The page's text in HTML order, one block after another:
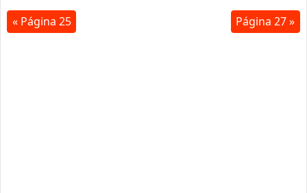
« Página 25 Página 27 »